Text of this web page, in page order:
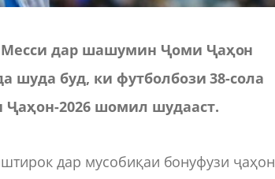
Месси дар шашумин Ҷоми Ҷаҳон
шуда буд, ки футболбози 38-сола
Ҷаҳон-2026 шомил шудааст.
дар мусобиқаи бонуфузи ҷаҳон